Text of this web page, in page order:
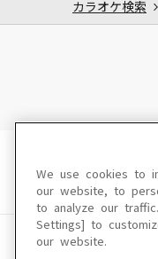
カラオケ検索
We use cookies to
our website, to
to analyze our
Settings] to
our website.